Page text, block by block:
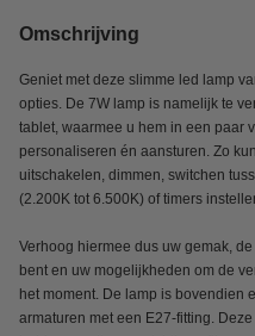
Omschrijving
Geniet met deze slimme led lamp
opties. De 7W lamp is namelijk te
tablet, waarmee u hem in een paar
personaliseren én aansturen. Zo
uitschakelen, dimmen, switchen
(2.200K tot 6.500K) of timers
Verhoog hiermee dus uw gemak,
bent en uw mogelijkheden om de
het moment. De lamp is bovendien
armaturen met een E27-fitting.